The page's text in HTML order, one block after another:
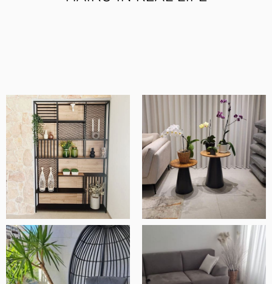
מוצרים איכותיים ומוקפדים, שירות ויחס מדהים
ובסך הכל חנות ברמה אחרת.
אלעד שלף